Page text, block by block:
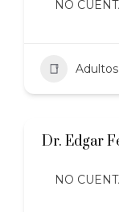
NO
Adultos
Dr. Edgar
NO